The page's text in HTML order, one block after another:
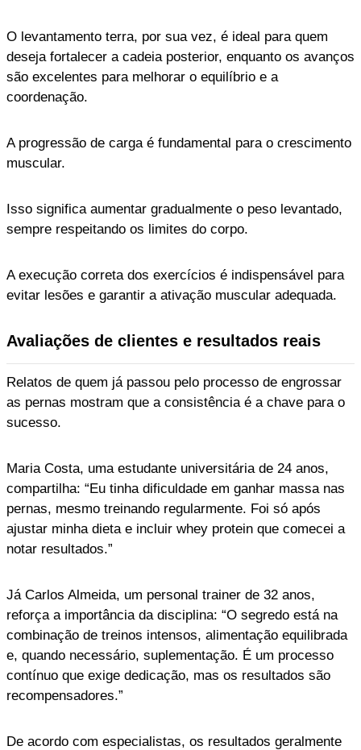
O levantamento terra, por sua vez, é ideal para quem
deseja fortalecer a cadeia posterior, enquanto os avanços
são excelentes para melhorar o equilíbrio e a
coordenação.
A progressão de carga é fundamental para o crescimento
muscular.
Isso significa aumentar gradualmente o peso levantado,
sempre respeitando os limites do corpo.
A execução correta dos exercícios é indispensável para
evitar lesões e garantir a ativação muscular adequada.
Avaliações de clientes e resultados reais
Relatos de quem já passou pelo processo de engrossar
as pernas mostram que a consistência é a chave para o
sucesso.
Maria Costa, uma estudante universitária de 24 anos,
compartilha: “Eu tinha dificuldade em ganhar massa nas
pernas, mesmo treinando regularmente. Foi só após
ajustar minha dieta e incluir whey protein que comecei a
notar resultados.”
Já Carlos Almeida, um personal trainer de 32 anos,
reforça a importância da disciplina: “O segredo está na
combinação de treinos intensos, alimentação equilibrada
e, quando necessário, suplementação. É um processo
contínuo que exige dedicação, mas os resultados são
recompensadores.”
De acordo com especialistas, os resultados geralmente